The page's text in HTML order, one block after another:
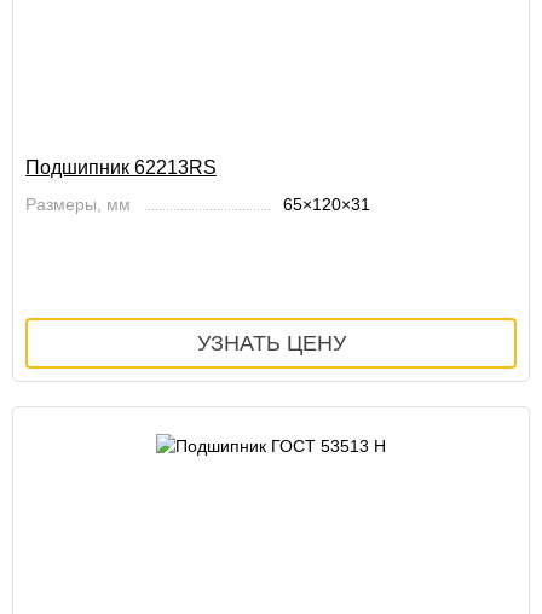
Подшипник 62213RS
Размеры, мм 65×120×31